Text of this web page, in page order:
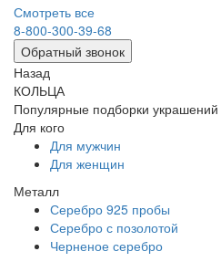
Смотреть все
8-800-300-39-68
Обратный звонок
Назад
КОЛЬЦА
Популярные подборки украшений
Для кого
Для мужчин
Для женщин
Металл
Серебро 925 пробы
Серебро с позолотой
Черненое серебро